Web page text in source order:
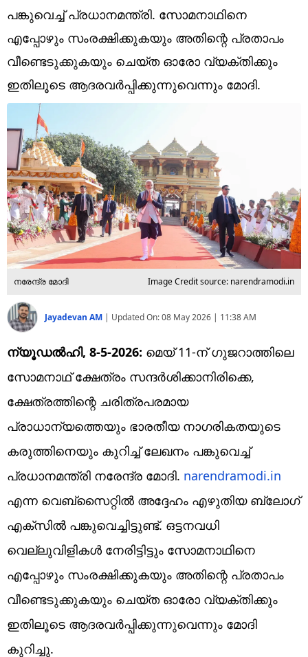
Religion
Web Story
Short Videos
പങ്കുവെച്ച് പ്രധാനമന്ത്രി. സോമനാഥിനെ
എപ്പോഴും സംരക്ഷിക്കുകയും അതിന്റെ പ്രതാപം
വീണ്ടെടുക്കുകയും ചെയ്ത ഓരോ വ്യക്തിക്കും
ഇതിലൂടെ ആദരവർപ്പിക്കുന്നുവെന്നും മോദി.
നരേന്ദ്ര മോദി Image Credit source: narendramodi.in
Jayadevan AM | Updated On:08 May 2026 | 11:38 AM
ന്യൂഡല്‍ഹി, 8-5-2026: മെയ് 11-ന് ഗുജറാത്തിലെ
സോമനാഥ് ക്ഷേത്രം സന്ദർശിക്കാനിരിക്കെ,
ക്ഷേത്രത്തിന്റെ ചരിത്രപരമായ
പ്രാധാന്യത്തെയും ഭാരതീയ നാഗരികതയുടെ
കരുത്തിനെയും കുറിച്ച് ലേഖനം പങ്കുവെച്ച്
പ്രധാനമന്ത്രി നരേന്ദ്ര മോദി. narendramodi.in
എന്ന വെബ്‌സൈറ്റില്‍ അദ്ദേഹം എഴുതിയ ബ്ലോഗ്
എക്‌സില്‍ പങ്കുവെച്ചിട്ടുണ്ട്. ഒട്ടനവധി
വെല്ലുവിളികൾ നേരിട്ടിട്ടും സോമനാഥിനെ
എപ്പോഴും സംരക്ഷിക്കുകയും അതിന്റെ പ്രതാപം
വീണ്ടെടുക്കുകയും ചെയ്ത ഓരോ വ്യക്തിക്കും
ഇതിലൂടെ ആദരവർപ്പിക്കുന്നുവെന്നും മോദി
കുറിച്ചു.